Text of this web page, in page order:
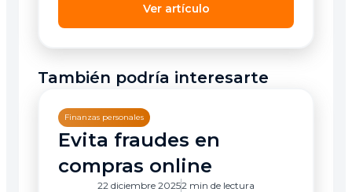
Ver artículo
También podría interesarte
Finanzas personales
Evita fraudes en
compras online
22 diciembre 20252 min de lectura